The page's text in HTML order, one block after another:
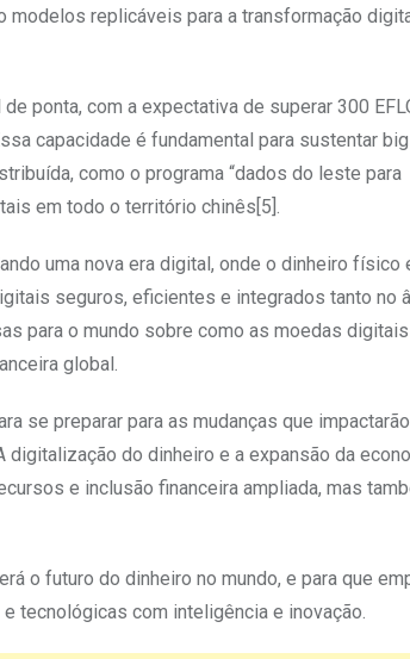
replicáveis para a transformação
ponta, com a expectativa de superar 300
capacidade é fundamental para sustentar big
como o programa “dados do leste para
em todo o território chinês[5].
uma nova era digital, onde o dinheiro físico
seguros, eficientes e integrados tanto no
para o mundo sobre como as moedas
global.
se preparar para as mudanças que
do dinheiro e a expansão da
e inclusão financeira ampliada, mas
o futuro do dinheiro no mundo, e para que
tecnológicas com inteligência e inovação.